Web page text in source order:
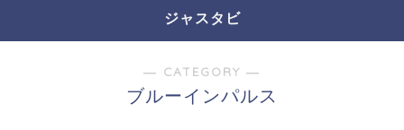
ジャスタビ
― CATEGORY ―
ブルーインパルス